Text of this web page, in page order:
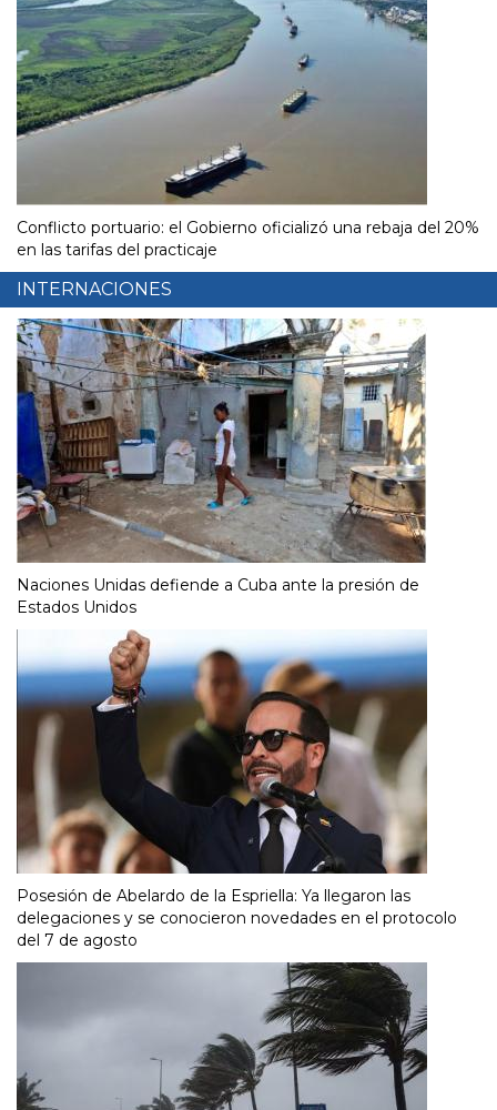
Conflicto portuario: el Gobierno oficializó una rebaja del 20%
en las tarifas del practicaje
INTERNACIONES
Naciones Unidas defiende a Cuba ante la presión de
Estados Unidos
Posesión de Abelardo de la Espriella: Ya llegaron las
delegaciones y se conocieron novedades en el protocolo
del 7 de agosto